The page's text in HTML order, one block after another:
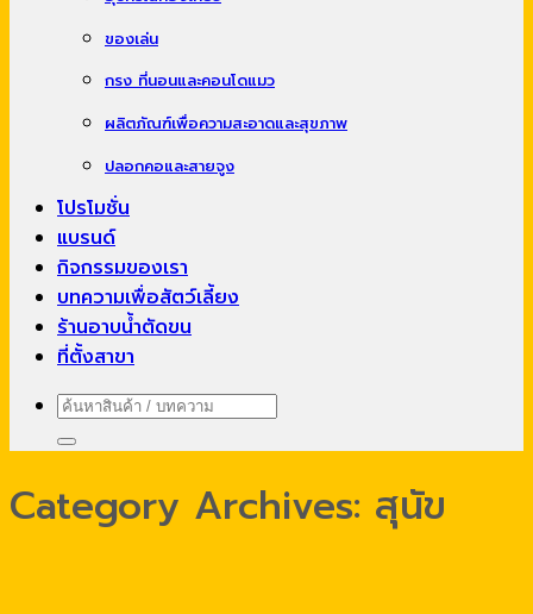
ของเล่น
กรง ที่นอนและคอนโดแมว
ผลิตภัณฑ์เพื่อความสะอาดและสุขภาพ
ปลอกคอและสายจูง
โปรโมชั่น
แบรนด์
กิจกรรมของเรา
บทความเพื่อสัตว์เลี้ยง
ร้านอาบน้ำตัดขน
ที่ตั้งสาขา
ค้นหา:
Category Archives: สุนัข